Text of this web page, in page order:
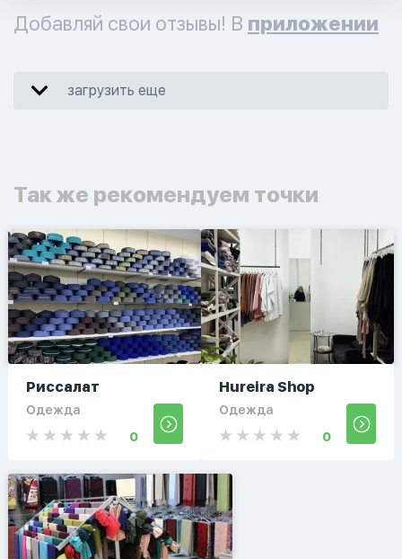
Добавляй свои отзывы! В приложении
загрузить еще
Так же рекомендуем точки
Риссалат
Одежда
0
Hureira Shop
Одежда
0